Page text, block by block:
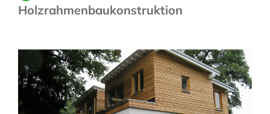
Holzrahmenbaukonstruktion